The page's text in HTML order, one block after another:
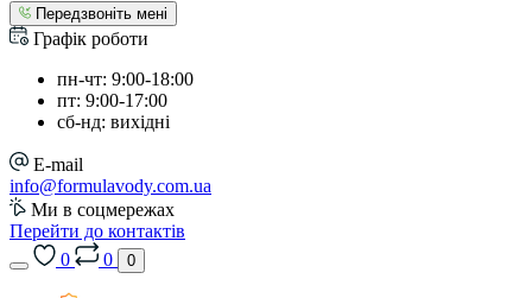
Передзвоніть мені
Графік роботи
пн-чт: 9:00-18:00
пт: 9:00-17:00
сб-нд: вихідні
E-mail
info@formulavody.com.ua
Ми в соцмережах
Перейти до контактів
0
0 0